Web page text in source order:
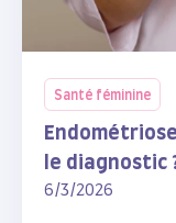
Santé féminine
le diagnostic
6/3/2026